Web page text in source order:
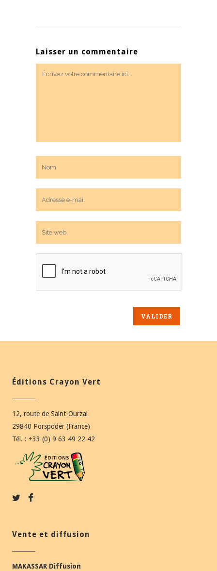
Laisser un commentaire
Éditions Crayon Vert
12, route de Saint-Ourzal
29840 Porspoder (France)
Tél. : +33 (0) 9 63 49 22 42
Vente et diffusion
MAKASSAR Diffusion